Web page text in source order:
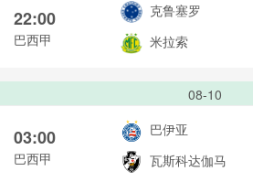
22:00
巴西甲
克鲁塞罗
米拉索
08-10
03:00
巴西甲
巴伊亚
瓦斯科达伽马